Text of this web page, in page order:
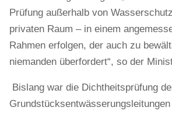
Prüfung außerhalb von
privaten Raum – in einem
Rahmen erfolgen, der auch zu
niemanden überfordert“, so der
Bislang war die Dichtheitsprüfung